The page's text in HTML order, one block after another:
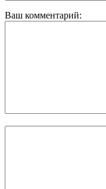
Ваш комментарий: